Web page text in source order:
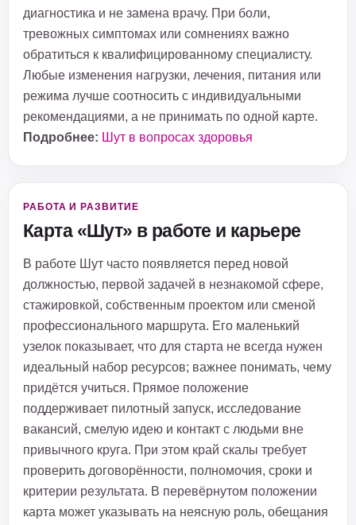
диагностика и не замена врачу. При боли,
тревожных симптомах или сомнениях важно
обратиться к квалифицированному специалисту.
Любые изменения нагрузки, лечения, питания или
режима лучше соотносить с индивидуальными
рекомендациями, а не принимать по одной карте.
Подробнее: Шут в вопросах здоровья
РАБОТА И РАЗВИТИЕ
Карта «Шут» в работе и карьере
В работе Шут часто появляется перед новой
должностью, первой задачей в незнакомой сфере,
стажировкой, собственным проектом или сменой
профессионального маршрута. Его маленький
узелок показывает, что для старта не всегда нужен
идеальный набор ресурсов; важнее понимать, чему
придётся учиться. Прямое положение
поддерживает пилотный запуск, исследование
вакансий, смелую идею и контакт с людьми вне
привычного круга. При этом край скалы требует
проверить договорённости, полномочия, сроки и
критерии результата. В перевёрнутом положении
карта может указывать на неясную роль, обещания